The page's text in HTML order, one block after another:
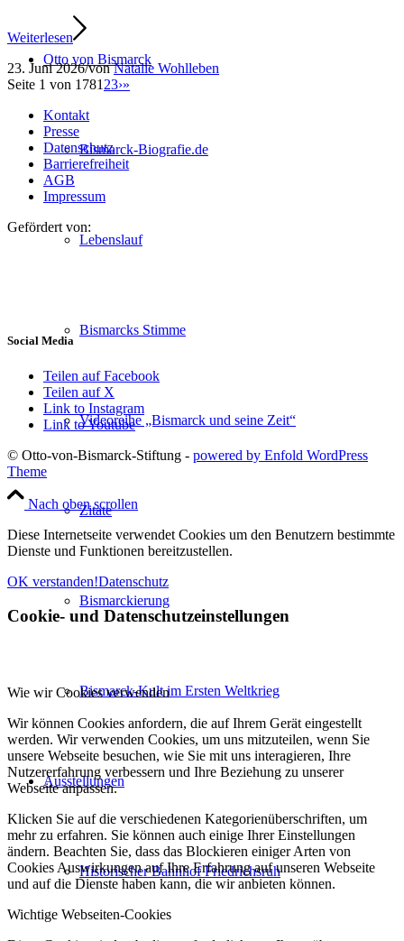
Otto von Bismarck
Bismarck-Biografie.de
Lebenslauf
Bismarcks Stimme
Videoreihe „Bismarck und seine Zeit“
Zitate
Bismarckierung
Bismarck-Kult im Ersten Weltkrieg
Ausstellungen
Historischer Bahnhof Friedrichsruh
Weiterlesen
23. Juni 2026/vonNatalie Wohlleben
Seite 1 von 1781 23›»
Kontakt
Presse
Datenschutz
Barrierefreiheit
AGB
Impressum
Gefördert von:
Social Media
Teilen auf Facebook
Teilen auf X
Link to Instagram
Link to Youtube
© Otto-von-Bismarck-Stiftung - powered by Enfold WordPress
Theme
Nach oben scrollen
Diese Internetseite verwendet Cookies um den Benutzern bestimmte
Dienste und Funktionen bereitzustellen.
OK verstanden!Datenschutz
Cookie- und Datenschutzeinstellungen
Wie wir Cookies verwenden
Wir können Cookies anfordern, die auf Ihrem Gerät eingestellt
werden. Wir verwenden Cookies, um uns mitzuteilen, wenn Sie
unsere Webseite besuchen, wie Sie mit uns interagieren, Ihre
Nutzererfahrung verbessern und Ihre Beziehung zu unserer
Webseite anpassen.
Klicken Sie auf die verschiedenen Kategorienüberschriften, um
mehr zu erfahren. Sie können auch einige Ihrer Einstellungen
ändern. Beachten Sie, dass das Blockieren einiger Arten von
Cookies Auswirkungen auf Ihre Erfahrung auf unseren Webseite
und auf die Dienste haben kann, die wir anbieten können.
Wichtige Webseiten-Cookies